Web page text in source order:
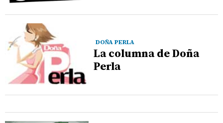
DOÑA PERLA
La columna de Doña
Perla